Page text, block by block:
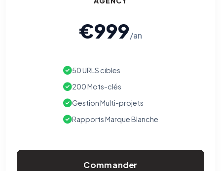
€999/an
50 URLS cibles
200 Mots-clés
Gestion Multi-projets
Rapports Marque Blanche
Commander